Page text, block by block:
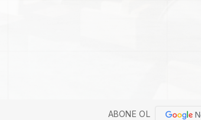
ABONE OL